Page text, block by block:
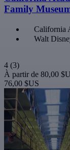
Family
California
Walt
4 (3)
À partir de 80,00
76,00 $US